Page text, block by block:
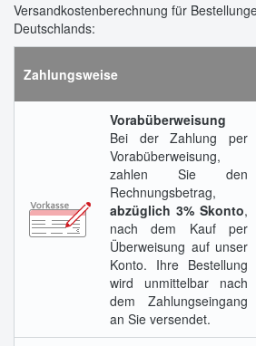
Versandkostenberechnung für
Deutschlands:
Zahlungsweise
Vorabüberweisung
Bei der Zahlung per
Vorabüberweisung,
zahlen Sie den
Rechnungsbetrag,
abzüglich 3% Skonto,
nach dem Kauf per
Überweisung auf unser
Konto. Ihre Bestellung
wird unmittelbar nach
dem Zahlungseingang
an Sie versendet.